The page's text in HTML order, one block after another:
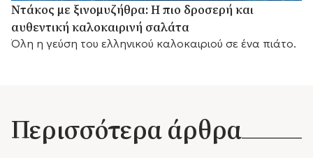
Ντάκος με ξινομυζήθρα: Η πιο δροσερή και
αυθεντική καλοκαιρινή σαλάτα
Όλη η γεύση του ελληνικού καλοκαιριού σε ένα πιάτο.
Περισσότερα άρθρα